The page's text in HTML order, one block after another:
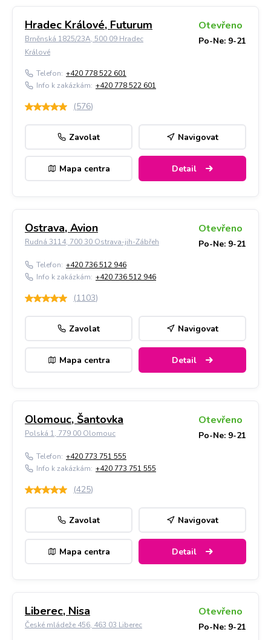
Hradec Králové, Futurum
Brněnská 1825/23A, 500 09 Hradec
Králové
Otevřeno
Po-Ne: 9-21
Telefon: +420 778 522 601
Info k zakázkám: +420 778 522 601
(576)
Zavolat Navigovat
Mapa centra Detail
Ostrava, Avion
Rudná 3114, 700 30 Ostrava-jih-Zábřeh
Otevřeno
Po-Ne: 9-21
Telefon: +420 736 512 946
Info k zakázkám: +420 736 512 946
(1103)
Zavolat Navigovat
Mapa centra Detail
Olomouc, Šantovka
Polská 1, 779 00 Olomouc
Otevřeno
Po-Ne: 9-21
Telefon: +420 773 751 555
Info k zakázkám: +420 773 751 555
(425)
Zavolat Navigovat
Mapa centra Detail
Liberec, Nisa
České mládeže 456, 463 03 Liberec
Otevřeno
Po-Ne: 9-21